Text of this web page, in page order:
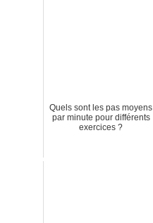
Quels sont les pas moyens
par minute pour différents
exercices ?